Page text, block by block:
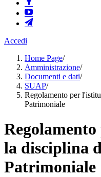
Accedi
Home Page/
Amministrazione/
Documenti e dati/
SUAP/
Regolamento per
Patrimoniale
la disciplina
Patrimoniale